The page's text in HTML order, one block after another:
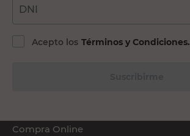
DNI
Acepto los Términos y Condiciones.
Compra Online